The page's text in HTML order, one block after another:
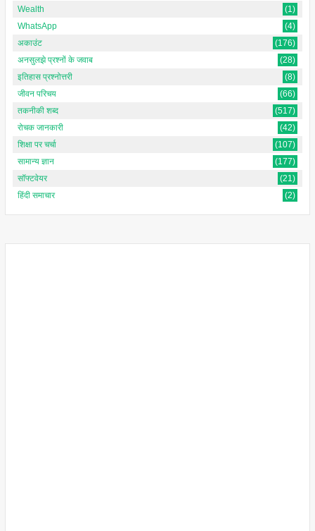
Wealth
(1)
WhatsApp
(4)
अकाउंट
(176)
अनसुलझे प्रश्नों के जवाब
(28)
इतिहास प्रश्नोत्तरी
(8)
जीवन परिचय
(66)
तकनीकी शब्द
(517)
रोचक जानकारी
(42)
शिक्षा पर चर्चा
(107)
सामान्य ज्ञान
(177)
सॉफ्टवेयर
(21)
हिंदी समाचार
(2)